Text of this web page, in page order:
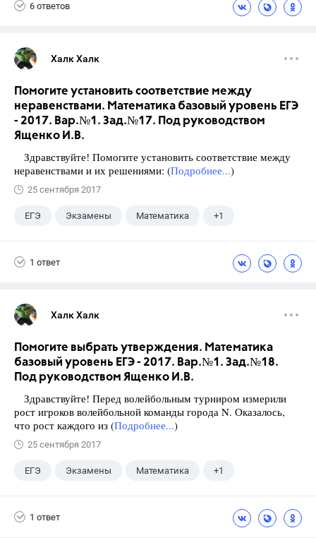
6 ответов
Халк Халк
Помогите установить соответствие между
неравенствами. Математика базовый уровень ЕГЭ
- 2017. Вар.№1. Зад.№17. Под руководством
Ященко И.В.
Здравствуйте! Помогите установить соответствие между
неравенствами и их решениями: (Подробнее...)
25 сентября 2017
ЕГЭ Экзамены Математика +1
1 ответ
Халк Халк
Помогите выбрать утверждения. Математика
базовый уровень ЕГЭ - 2017. Вар.№1. Зад.№18.
Под руководством Ященко И.В.
Здравствуйте! Перед волейбольным турниром измерили
рост игроков волейбольной команды города N. Оказалось,
что рост каждого из (Подробнее...)
25 сентября 2017
ЕГЭ Экзамены Математика +1
1 ответ